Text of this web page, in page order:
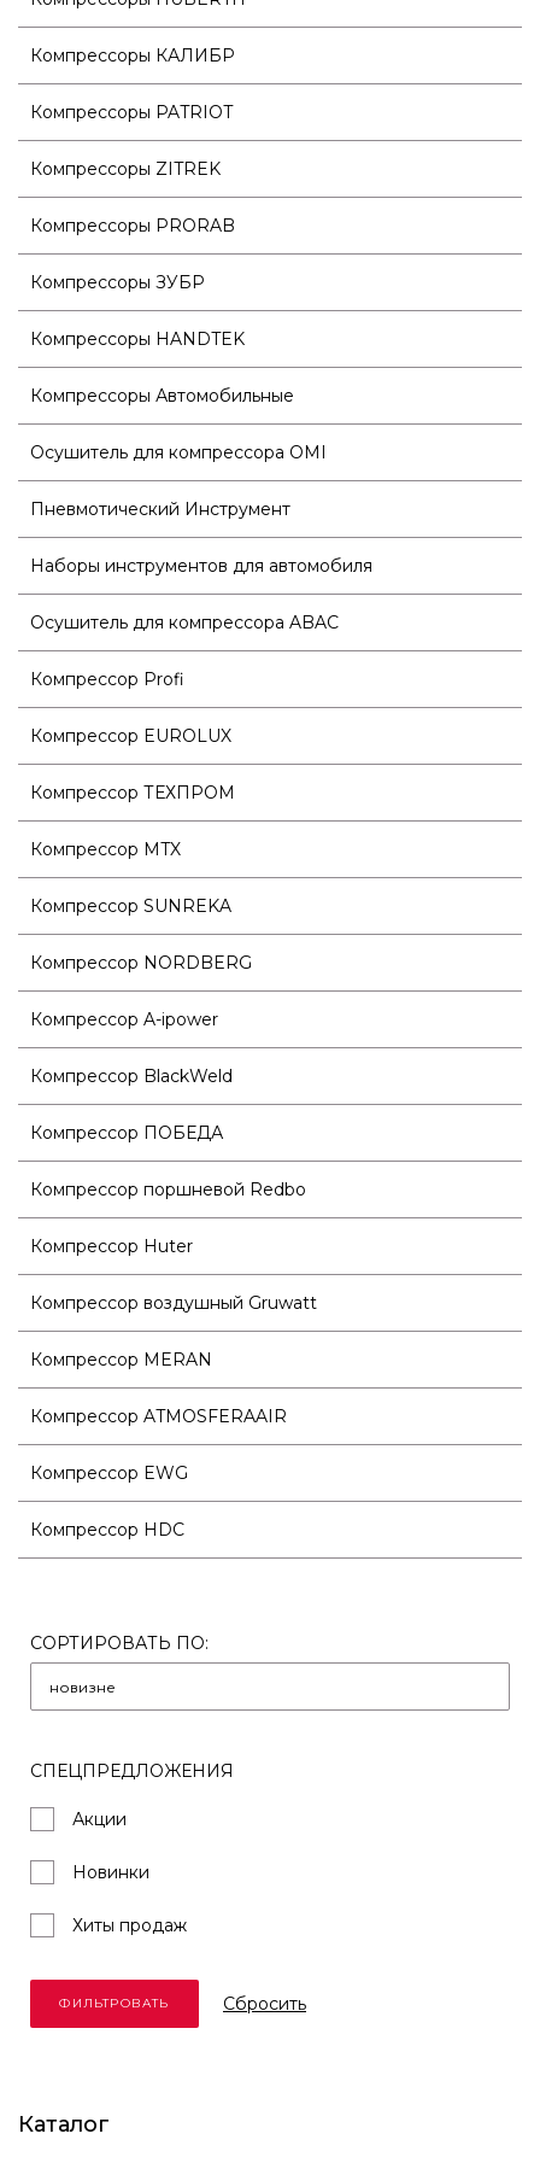
Компрессоры КАЛИБР
Компрессоры PATRIOT
Компрессоры ZITREK
Компрессоры PRORAB
Компрессоры ЗУБР
Компрессоры HANDTEK
Компрессоры Автомобильные
Осушитель для компрессора OMI
Пневмотический Инструмент
Наборы инструментов для автомобиля
Осушитель для компрессора ABAC
Компрессор Profi
Компрессор EUROLUX
Компрессор ТЕХПРОМ
Компрессор MTX
Компрессор SUNREKA
Компрессор NORDBERG
Компрессор A-ipower
Компрессор BlackWeld
Компрессор ПОБЕДА
Компрессор поршневой Redbo
Компрессор Huter
Компрессор воздушный Gruwatt
Компрессор MERAN
Компрессор ATMOSFERAAIR
Компрессор EWG
Компрессор HDC
СОРТИРОВАТЬ ПО:
СПЕЦПРЕДЛОЖЕНИЯ
Акции
Новинки
Хиты продаж
Cбросить
Каталог